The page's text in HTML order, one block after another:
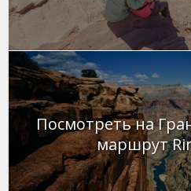
Посмотреть на
маршрут